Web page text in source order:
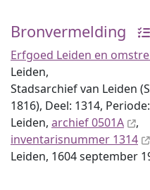
Bronvermelding
Erfgoed Leiden en
Leiden,
Stadsarchief van Leiden
1816), Deel: 1314,
Leiden, archief 0501A
,
inventaris­num­mer 1314
Leiden, 1604 september